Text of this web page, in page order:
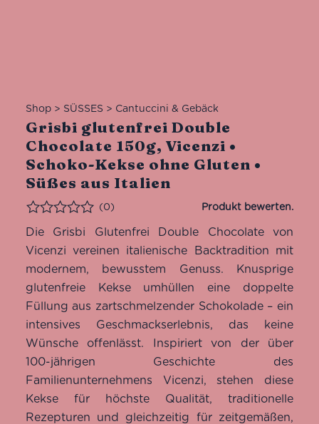
Shop> SÜSSES > Cantuccini & Gebäck
Grisbi glutenfrei Double
Chocolate 150g, Vicenzi •
Schoko-Kekse ohne Gluten •
Süßes aus Italien
Bewertet
(0)
Die Grisbi Glutenfrei Double Chocolate von
Vicenzi vereinen italienische Backtradition mit
modernem, bewusstem Genuss. Knusprige
glutenfreie Kekse umhüllen eine doppelte
Füllung aus zartschmelzender Schokolade – ein
intensives Geschmackserlebnis, das keine
Wünsche offenlässt. Inspiriert von der über
100-jährigen Geschichte des
Familienunternehmens Vicenzi, stehen diese
Kekse für höchste Qualität, traditionelle
Rezepturen und gleichzeitig für zeitgemäßen,